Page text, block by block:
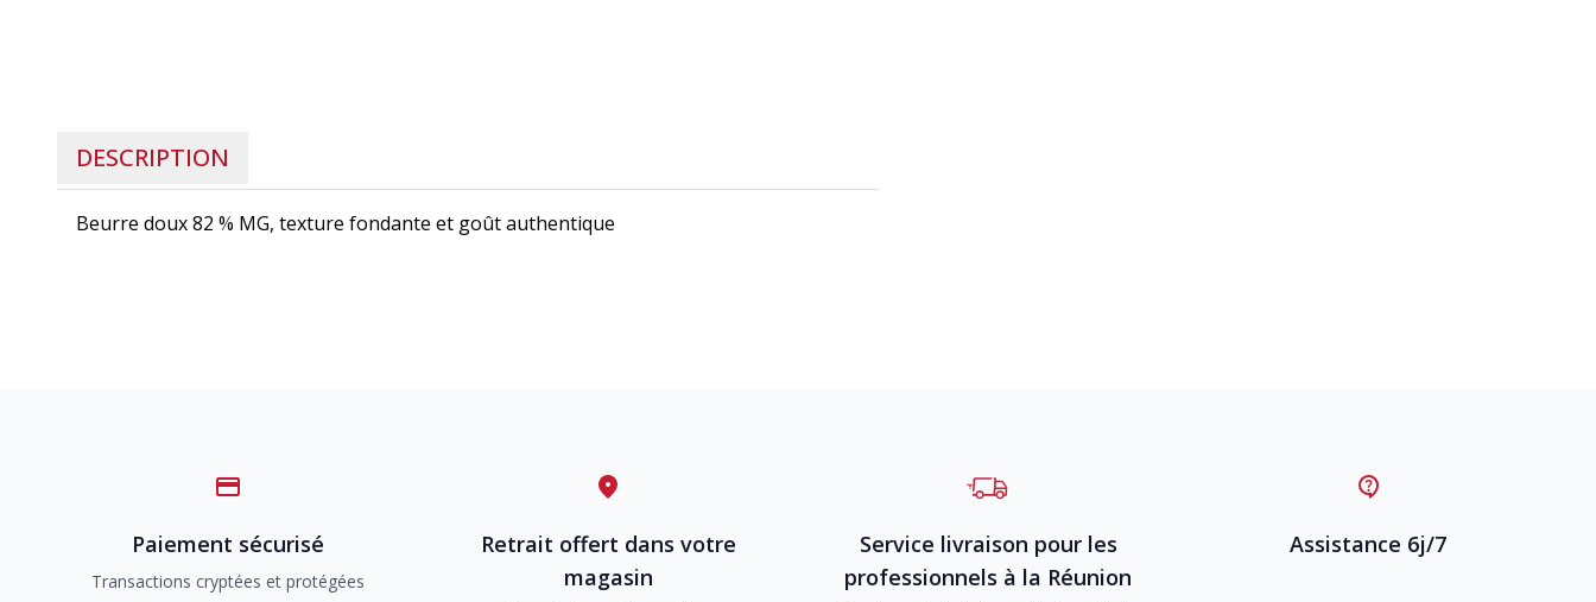
DESCRIPTION
Beurre doux 82 % MG, texture fondante et goût authentique
Paiement sécurisé
Transactions cryptées et protégées
Retrait offert dans votre
magasin
Service livraison pour les
professionnels à la Réunion
Assistance 6j/7